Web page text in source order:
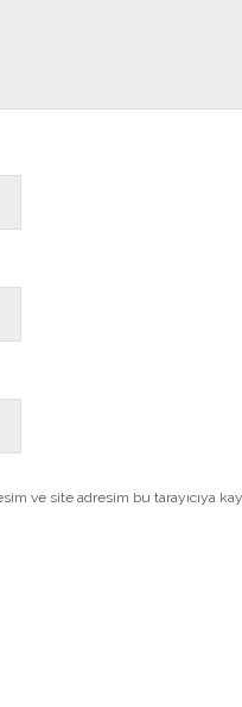
ve site adresim bu tarayıcıya